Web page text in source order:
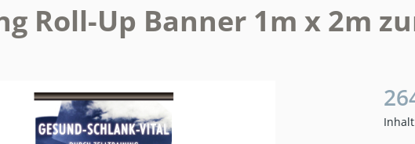
Roll-Up Banner 1m x 2m